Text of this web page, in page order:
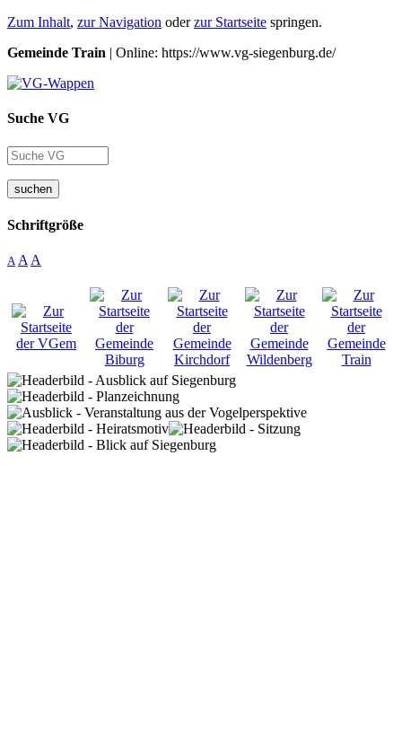
Zum Inhalt, zur Navigation oderzur Startseite springen.
Gemeinde Train | Online: https://www.vg-siegenburg.de/
Suche VG
suchen
Schriftgröße
A A A